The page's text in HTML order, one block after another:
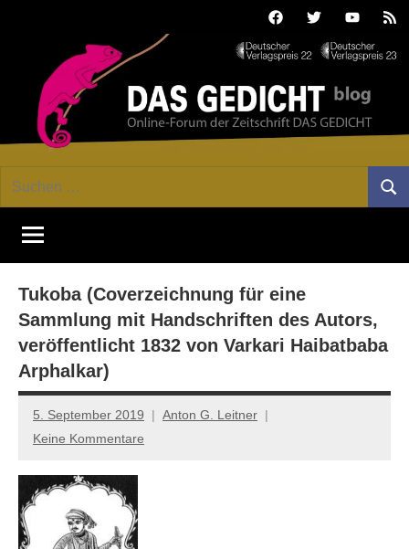
FacebookTwitterYoutube
GEDICHT
blog
Forum
von
DAS
Lyrik,
Kritik
Suchen
Tukoba (Coverzeichnung für eine
Sammlung mit Handschriften des Autors,
veröffentlicht 1832 von Varkari Haibatbaba
Arphalkar)
5. September 2019
Anton G. Leitner
Keine Kommentare